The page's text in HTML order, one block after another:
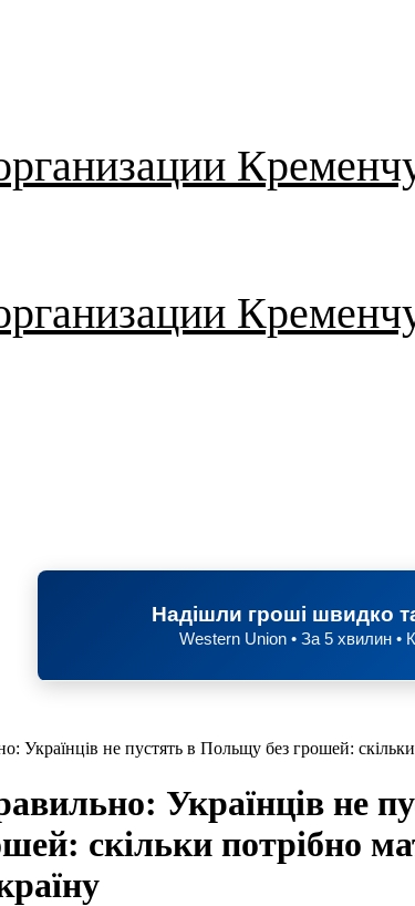
Надішли гроші швидко
Western Union • За 5 хвилин •
Українців не пустять в Польщу без грошей:
Українців не
скільки потрібно